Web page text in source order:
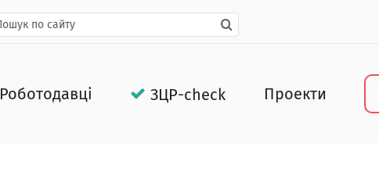
Роботодавці ЗЦР-check Проекти